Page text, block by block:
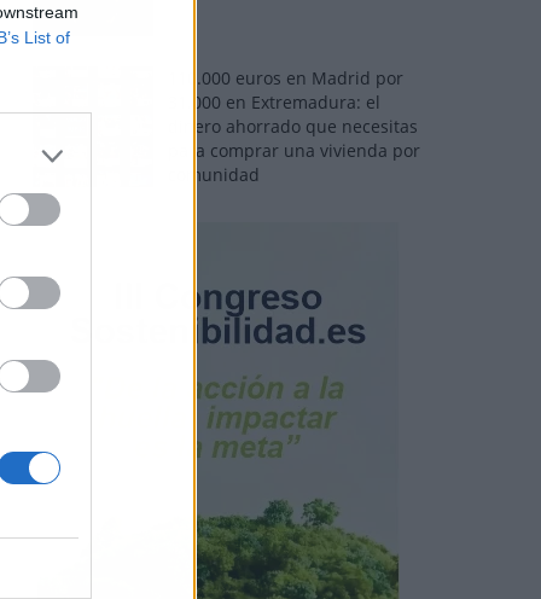
List of
110.000 euros en Madrid por
31.000 en Extremadura: el
dinero ahorrado que necesitas
para comprar una vivienda por
comunidad